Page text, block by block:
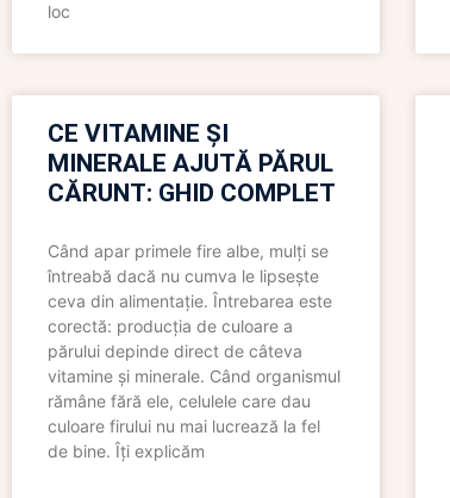
loc
CE VITAMINE ȘI
MINERALE AJUTĂ PĂRUL
CĂRUNT: GHID COMPLET
Când apar primele fire albe, mulți se
întreabă dacă nu cumva le lipsește
ceva din alimentație. Întrebarea este
corectă: producția de culoare a
părului depinde direct de câteva
vitamine și minerale. Când organismul
rămâne fără ele, celulele care dau
culoare firului nu mai lucrează la fel
de bine. Îți explicăm